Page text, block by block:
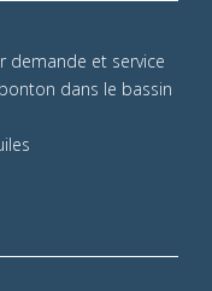
demande et service
dans le bassin